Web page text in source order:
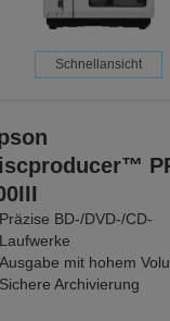
Schnellansicht
Präzise BD-/DVD-/CD-
Laufwerke
Ausgabe mit hohem
Sichere Archivierung